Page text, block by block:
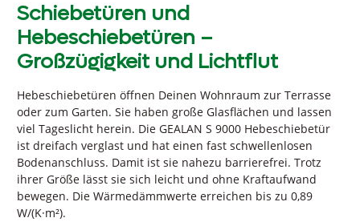
Schiebetüren und
Hebeschiebetüren –
Großzügigkeit und Lichtflut
Hebeschiebetüren öffnen Deinen Wohnraum zur Terrasse
oder zum Garten. Sie haben große Glasflächen und lassen
viel Tageslicht herein. Die GEALAN S 9000 Hebeschiebetür
ist dreifach verglast und hat einen fast schwellenlosen
Bodenanschluss. Damit ist sie nahezu barrierefrei. Trotz
ihrer Größe lässt sie sich leicht und ohne Kraftaufwand
bewegen. Die Wärmedämmwerte erreichen bis zu 0,89
W/(K·m²).